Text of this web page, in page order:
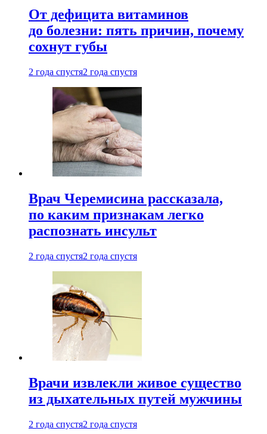
От дефицита витаминов
до болезни: пять причин, почему
сохнут губы
2 года спустя2 года спустя
Врач Черемисина рассказала,
по каким признакам легко
распознать инсульт
2 года спустя2 года спустя
Врачи извлекли живое существо
из дыхательных путей мужчины
2 года спустя2 года спустя